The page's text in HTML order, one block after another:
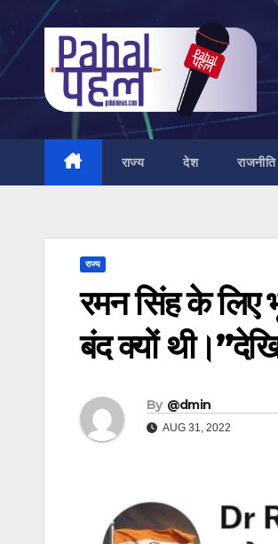
content
राज्य देश राजनीति
राज्य
रमन सिंह के
बंद क्यों
By @dmin
AUG 31, 2022